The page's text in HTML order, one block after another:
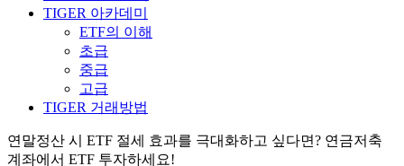
TIGER 아카데미
ETF의 이해
초급
중급
고급
TIGER 거래방법
연말정산 시 ETF 절세 효과를 극대화하고 싶다면? 연금저축
계좌에서 ETF 투자하세요!